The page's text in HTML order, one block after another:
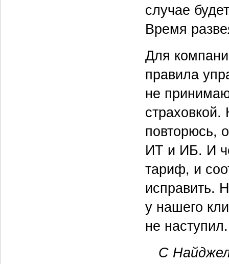
случае
Время
Для
правила
не
страховкой.
повторюсь,
ИТ и ИБ. И
тариф, и
исправить.
у нашего
не наступил.
С